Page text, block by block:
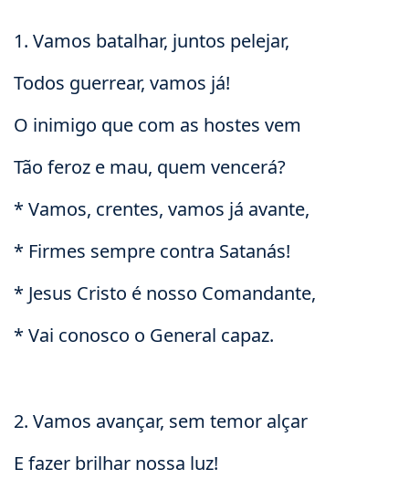
1. Vamos batalhar, juntos pelejar,
Todos guerrear, vamos já!
O inimigo que com as hostes vem
Tão feroz e mau, quem vencerá?
* Vamos, crentes, vamos já avante,
* Firmes sempre contra Satanás!
* Jesus Cristo é nosso Comandante,
* Vai conosco o General capaz.
2. Vamos avançar, sem temor alçar
E fazer brilhar nossa luz!